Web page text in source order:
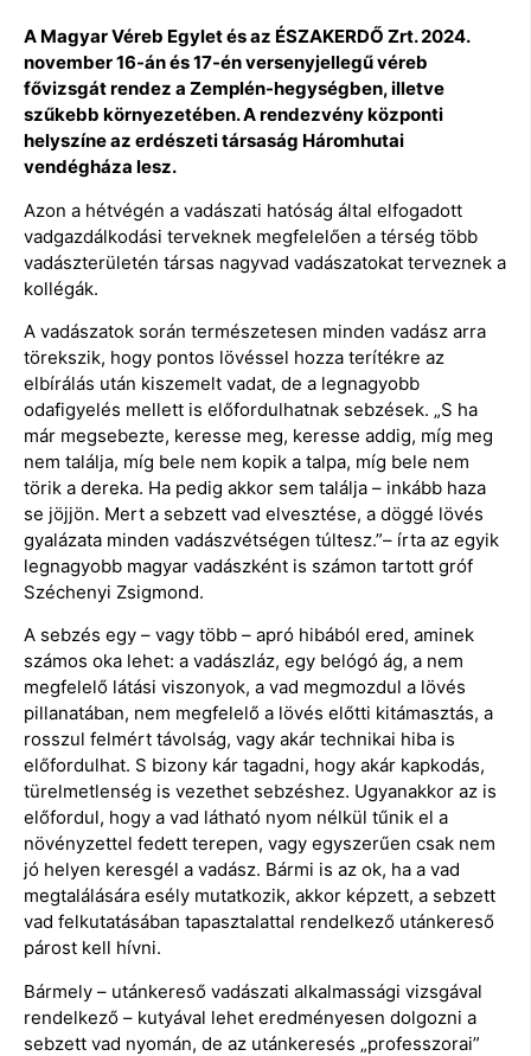
A Magyar Véreb Egylet és az ÉSZAKERDŐ Zrt. 2024.
november 16-án és 17-én versenyjellegű véreb
fővizsgát rendez a Zemplén-hegységben, illetve
szűkebb környezetében. A rendezvény központi
helyszíne az erdészeti társaság Háromhutai
vendégháza lesz.
Azon a hétvégén a vadászati hatóság által elfogadott
vadgazdálkodási terveknek megfelelően a térség több
vadászterületén társas nagyvad vadászatokat terveznek a
kollégák.
A vadászatok során természetesen minden vadász arra
törekszik, hogy pontos lövéssel hozza terítékre az
elbírálás után kiszemelt vadat, de a legnagyobb
odafigyelés mellett is előfordulhatnak sebzések. „S ha
már megsebezte, keresse meg, keresse addig, míg meg
nem találja, míg bele nem kopik a talpa, míg bele nem
törik a dereka. Ha pedig akkor sem találja – inkább haza
se jöjjön. Mert a sebzett vad elvesztése, a döggé lövés
gyalázata minden vadászvétségen túltesz.”– írta az egyik
legnagyobb magyar vadászként is számon tartott gróf
Széchenyi Zsigmond.
A sebzés egy – vagy több – apró hibából ered, aminek
számos oka lehet: a vadászláz, egy belógó ág, a nem
megfelelő látási viszonyok, a vad megmozdul a lövés
pillanatában, nem megfelelő a lövés előtti kitámasztás, a
rosszul felmért távolság, vagy akár technikai hiba is
előfordulhat. S bizony kár tagadni, hogy akár kapkodás,
türelmetlenség is vezethet sebzéshez. Ugyanakkor az is
előfordul, hogy a vad látható nyom nélkül tűnik el a
növényzettel fedett terepen, vagy egyszerűen csak nem
jó helyen keresgél a vadász. Bármi is az ok, ha a vad
megtalálására esély mutatkozik, akkor képzett, a sebzett
vad felkutatásában tapasztalattal rendelkező utánkereső
párost kell hívni.
Bármely – utánkereső vadászati alkalmassági vizsgával
rendelkező – kutyával lehet eredményesen dolgozni a
sebzett vad nyomán, de az utánkeresés „professzorai”